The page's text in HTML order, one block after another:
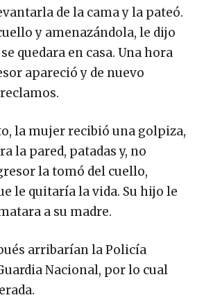
de la cama y la pateó.
y amenazándola, le dijo
quedara en casa. Una hora
apareció y de nuevo
la mujer recibió una golpiza,
la pared, patadas y, no
la tomó del cuello,
le quitaría la vida. Su hijo le
a su madre.
arribarían la Policía
Nacional, por lo cual